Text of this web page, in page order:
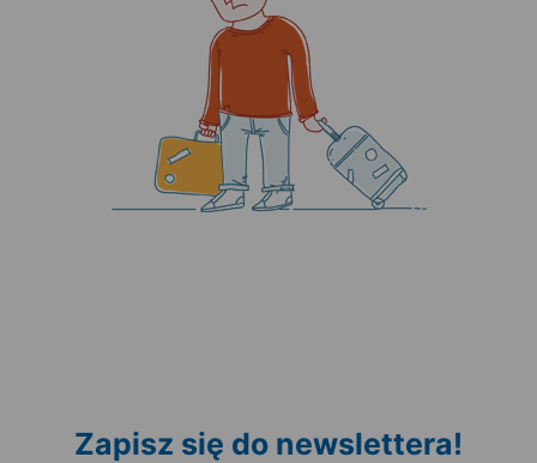
Zapisz się do newslettera!